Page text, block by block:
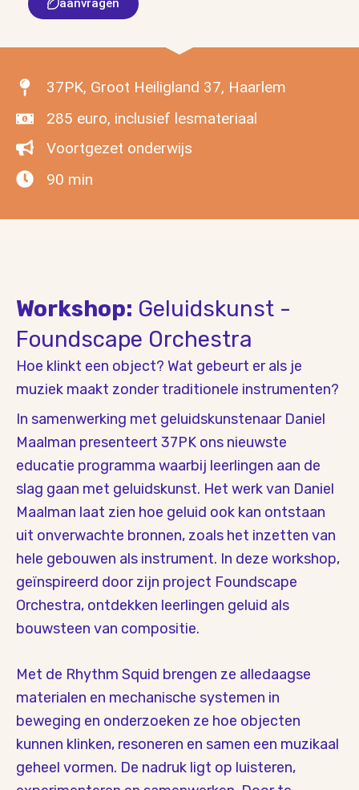
aanvragen
37PK, Groot Heiligland 37, Haarlem
285 euro, inclusief lesmateriaal
Voortgezet onderwijs
90 min
Hoe klinkt een object? Wat gebeurt er als je
muziek maakt zonder traditionele instrumenten?
In samenwerking met geluidskunstenaar Daniel
Maalman presenteert 37PK ons nieuwste
educatie programma waarbij leerlingen aan de
slag gaan met geluidskunst. Het werk van Daniel
Maalman laat zien hoe geluid ook kan ontstaan
uit onverwachte bronnen, zoals het inzetten van
hele gebouwen als instrument. In deze workshop,
geïnspireerd door zijn project Foundscape
Orchestra, ontdekken leerlingen geluid als
bouwsteen van compositie.
Workshop: Geluidskunst -
Foundscape Orchestra
Met de Rhythm Squid brengen ze alledaagse
materialen en mechanische systemen in
beweging en onderzoeken ze hoe objecten
kunnen klinken, resoneren en samen een muzikaal
geheel vormen. De nadruk ligt op luisteren,